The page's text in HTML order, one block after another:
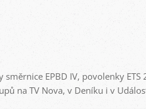
EPBD IV, povolenky
na TV Nova, v Deníku i v